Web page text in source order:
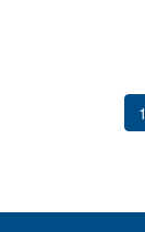
1